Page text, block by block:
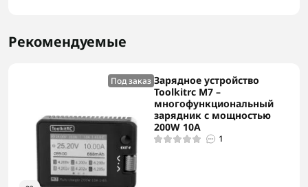
Рекомендуемые
Под заказ Зарядное устройство
Toolkitrc M7 –
многофункциональный
зарядник с мощностью
200W 10A
1